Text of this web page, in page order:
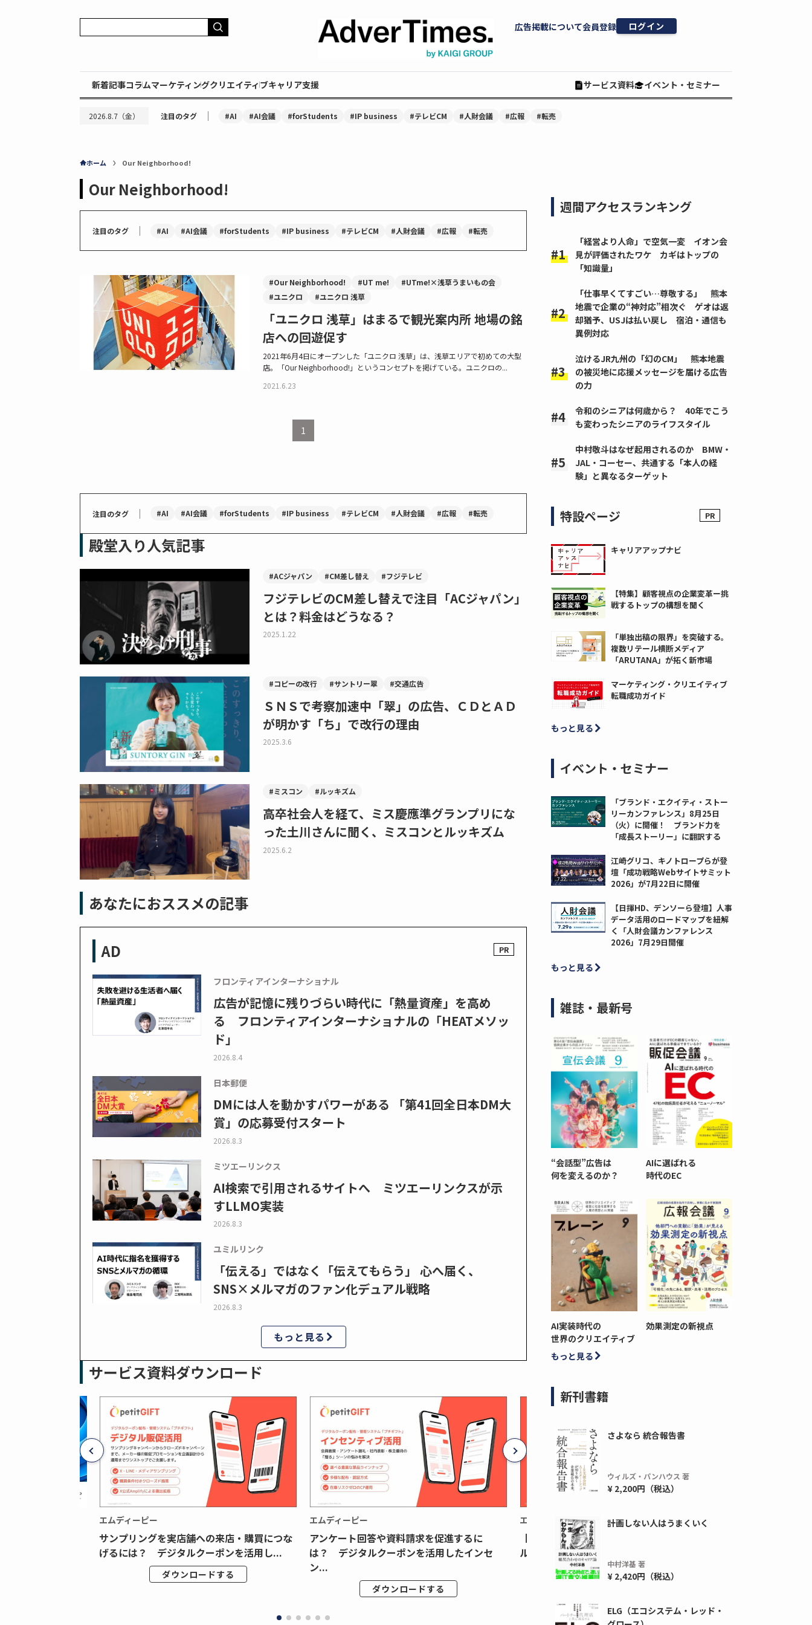
広告掲載について会員登録 ログイン
新着記事コラムマーケティングクリエイティブキャリア支援 サービス資料 イベント・セミナー
2026.8.7（金） 注目のタグ ｜ #AI #AI会議 #forStudents #IP business #テレビCM #人財会議 #広報 #転売
ホーム Our Neighborhood!
Our Neighborhood!
注目のタグ ｜ #AI #AI会議 #forStudents #IP business #テレビCM #人財会議 #広報 #転売
#Our Neighborhood! #UT me!
#UTme!×浅草うまいもの会
#ユニクロ
#ユニクロ 浅草
「ユニクロ 浅草」はまるで観光案内所 地場の銘
店への回遊促す
2021年6月4日にオープンした「ユニクロ 浅草」は、浅草エリアで初めての大型
店。「Our Neighborhood!」というコンセプトを掲げている。ユニクロの...
2021.6.23
1
注目のタグ ｜ #AI #AI会議 #forStudents #IP business #テレビCM #人財会議 #広報 #転売
殿堂入り人気記事
#ACジャパン #CM差し替え #フジテレビ
フジテレビのCM差し替えで注目「ACジャパン」
とは？料金はどうなる？
2025.1.22
#コピーの改行 #サントリー翠 #交通広告
ＳＮＳで考察加速中「翠」の広告、ＣＤとＡＤ
が明かす「ち」で改行の理由
2025.3.6
#ミスコン #ルッキズム
高卒社会人を経て、ミス慶應準グランプリにな
った土川さんに聞く、ミスコンとルッキズム
2025.6.2
あなたにおススメの記事
AD
フロンティアインターナショナル
広告が記憶に残りづらい時代に「熱量資産」を高め
る フロンティアインターナショナルの「HEATメソッ
ド」
2026.8.4
日本郵便
DMには人を動かすパワーがある 「第41回全日本DM大
賞」の応募受付スタート
2026.8.3
ミツエーリンクス
AI検索で引用されるサイトへ ミツエーリンクスが示
すLLMO実装
2026.8.3
ユミルリンク
「伝える」ではなく「伝えてもらう」 心へ届く、
SNS×メルマガのファン化デュアル戦略
2026.8.3
もっと見る
サービス資料ダウンロード
エムディーピー
サンプリングを実店舗への来店・購買につな
げるには？ デジタルクーポンを活用し...
ダウンロードする
エムディーピー
アンケート回答や資料請求を促進するに
は？ デジタルクーポンを活用したインセ
ン...
ダウンロードする
エムディーピー
【月間1,000万本以上の配布実績！】デジタ
ルクーポンを活用した販促キャンペーンを...
ダウンロードする
週間アクセスランキング
「経営より人命」で空気一変 イオン会
見が評価されたワケ カギはトップの
「知識量」
「仕事早くてすごい…尊敬する」 熊本
地震で企業の“神対応”相次ぐ ゲオは返
却猶予、USJは払い戻し 宿泊・通信も
異例対応
泣けるJR九州の「幻のCM」 熊本地震
の被災地に応援メッセージを届ける広告
の力
令和のシニアは何歳から？ 40年でこう
も変わったシニアのライフスタイル
中村敬斗はなぜ起用されるのか BMW・
JAL・コーセー、共通する「本人の経
験」と異なるターゲット
特設ページ
キャリアアップナビ
【特集】顧客視点の企業変革ー挑
戦するトップの構想を聞く
「単独出稿の限界」を突破する。
複数リテール横断メディア
「ARUTANA」が拓く新市場
マーケティング・クリエイティブ
転職成功ガイド
もっと見る
イベント・セミナー
「ブランド・エクイティ・ストー
リーカンファレンス」8月25日
（火）に開催！ ブランド力を
「成長ストーリー」に翻訳する
江崎グリコ、キノトロープらが登
壇「成功戦略Webサイトサミット
2026」が7月22日に開催
【日揮HD、デンソーら登壇】人事
データ活用のロードマップを紐解
く「人財会議カンファレンス
2026」7月29日開催
もっと見る
雑誌・最新号
“会話型”広告は
何を変えるのか？
AIに選ばれる
時代のEC
AI実装時代の
世界のクリエイティブ
効果測定の新視点
もっと見る
新刊書籍
さよなら 統合報告書
ウィルズ・パンハウス 著
¥ 2,200円（税込）
計画しない人はうまくいく
中村洋基 著
¥ 2,420円（税込）
ELG（エコシステム・レッド・